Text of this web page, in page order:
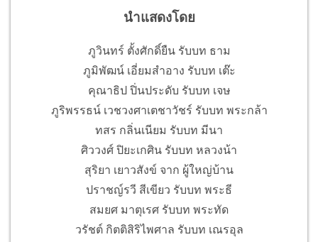
นำแสดงโดย
ภูวินทร์ ตั้งศักดิ์ยืน รับบท ธาม
ภูมิพัฒน์ เอี่ยมสำอาง รับบท เต๊ะ
คุณาธิป ปิ่นประดับ รับบท เจษ
ภูริพรรธน์ เวชวงศาเตชาวัชร์ รับบท พระกล้า
ทสร กลิ่นเนียม รับบท มีนา
ศิววงศ์ ปิยะเกศิน รับบท หลวงน้า
สุริยา เยาวสังข์ จาก ผู้ใหญ่บ้าน
ปราชญ์รวี สีเขียว รับบท พระธี
สมยศ มาตุเรศ รับบท พระทัด
วรัชต์ กิตติสิริไพศาล รับบท เณรอุล